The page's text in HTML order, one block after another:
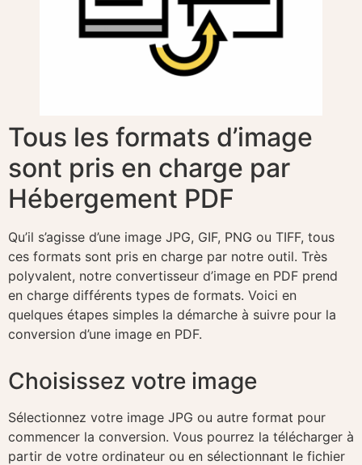
Tous les formats d’image
sont pris en charge par
Hébergement PDF
Qu’il s’agisse d’une image JPG, GIF, PNG ou TIFF, tous
ces formats sont pris en charge par notre outil. Très
polyvalent, notre convertisseur d’image en PDF prend
en charge différents types de formats. Voici en
quelques étapes simples la démarche à suivre pour la
conversion d’une image en PDF.
Choisissez votre image
Sélectionnez votre image JPG ou autre format pour
commencer la conversion. Vous pourrez la télécharger à
partir de votre ordinateur ou en sélectionnant le fichier